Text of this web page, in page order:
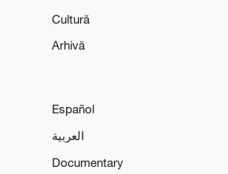
Cultură
Arhivă
Español
العربية
Documentary